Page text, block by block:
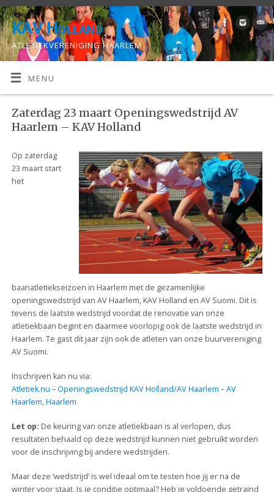
KAV Holland
ATLETIEKVERENIGING HAARLEM
MENU
Zaterdag 23 maart Openingswedstrijd AV
Haarlem – KAV Holland
Op zaterdag
23 maart start
het
baanatletiekseizoen in Haarlem met de gezamenlijke
openingswedstrijd van AV Haarlem, KAV Holland en AV Suomi. Dit is
tevens de laatste wedstrijd voordat de renovatie van onze
atletiekbaan begint en daarmee voorlopig ook de laatste wedstrijd in
Haarlem. Te gast dit jaar zijn ook de atleten van onze buurvereniging
AV Suomi.
Inschrijven kan nu via:
Atletiek.nu – Openingswedstrijd KAV Holland/AV Haarlem – AV
Haarlem, Haarlem
Let op: De keuring van onze atletiekbaan is al verlopen, dus
resultaten behaald op deze wedstrijd kunnen niet gebruikt worden
voor de inschrijving bij andere wedstrijden.
Maar deze ‘wedstrijd’ is wel ideaal om te testen hoe jij er na de
winter voor staat. Is je conditie optimaal? Heb je voldoende getraind